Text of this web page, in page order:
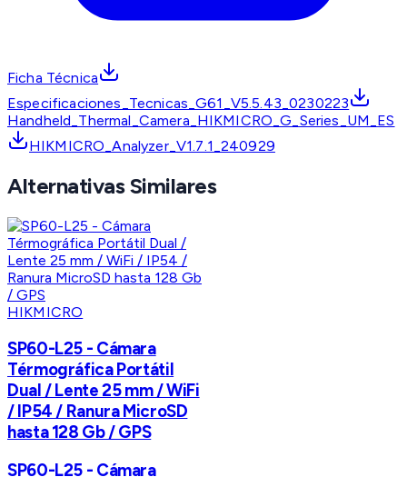
Ficha Técnica
Especificaciones_Tecnicas_G61_V5.5.43_0230223
Handheld_Thermal_Camera_HIKMICRO_G_Series_UM_ES
HIKMICRO_Analyzer_V1.7.1_240929
Alternativas Similares
HIKMICRO
SP60-L25 - Cámara
Térmográfica Portátil
Dual / Lente 25 mm / WiFi
/ IP54 / Ranura MicroSD
hasta 128 Gb / GPS
SP60-L25 - Cámara